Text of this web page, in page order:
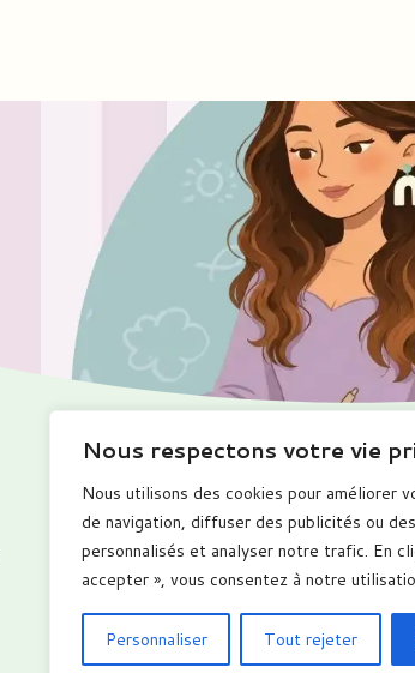
Nous respectons votre vie
Nous utilisons des cookies pour améliorer
de navigation, diffuser des publicités ou
personnalisés et analyser notre trafic. En
accepter », vous consentez à notre
Personnaliser Tout rejeter
Promotions
Calendriers
Carnets numérique
Tous les produits